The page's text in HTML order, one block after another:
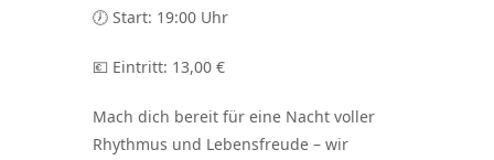
🕖 Start: 19:00 Uhr
💶 Eintritt: 13,00 €
Mach dich bereit für eine Nacht voller
Rhythmus und Lebensfreude – wir